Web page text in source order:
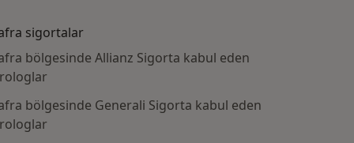
sigortalar
bölgesinde Allianz Sigorta kabul eden
bölgesinde Generali Sigorta kabul eden